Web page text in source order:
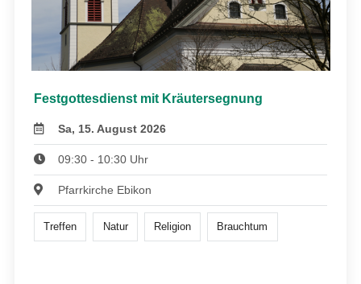
Festgottesdienst mit Kräutersegnung
Sa, 15. August 2026
09:30 - 10:30 Uhr
Pfarrkirche Ebikon
Treffen Natur Religion Brauchtum